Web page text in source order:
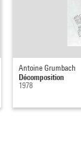
Antoine Grumbach
Décomposition
1978